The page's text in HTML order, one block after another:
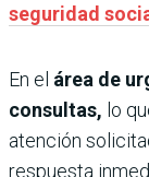
seguridad
En el área de
consultas, lo
atención
respuesta